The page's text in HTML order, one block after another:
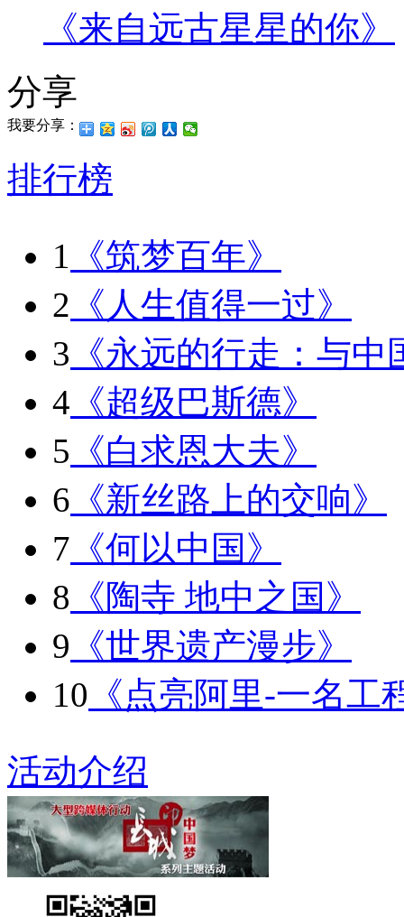
《来自远古星星的你》
分享
我要分享：
排行榜
1
《筑梦百年》
2 《人生值得一过》
3 《永远的行走：与
4 《超级巴斯德》
5 《白求恩大夫》
6 《新丝路上的交响》
7 《何以中国》
8 《陶寺 地中之国》
9 《世界遗产漫步》
10 《点亮阿里-一名工
活动介绍